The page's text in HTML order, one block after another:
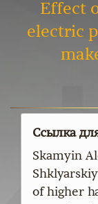
Effect
electric
Ссылка
Skamyin
of higher